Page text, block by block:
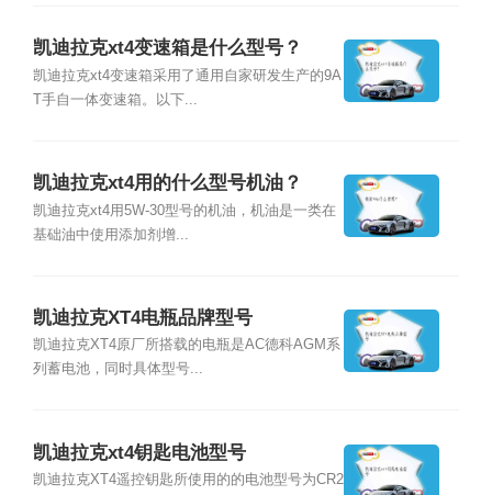
凯迪拉克xt4变速箱是什么型号？
凯迪拉克xt4变速箱采用了通用自家研发生产的9A
T手自一体变速箱。以下...
凯迪拉克xt4用的什么型号机油？
凯迪拉克xt4用5W-30型号的机油，机油是一类在
基础油中使用添加剂增...
凯迪拉克XT4电瓶品牌型号
凯迪拉克XT4原厂所搭载的电瓶是AC德科AGM系
列蓄电池，同时具体型号...
凯迪拉克xt4钥匙电池型号
凯迪拉克XT4遥控钥匙所使用的的电池型号为CR2